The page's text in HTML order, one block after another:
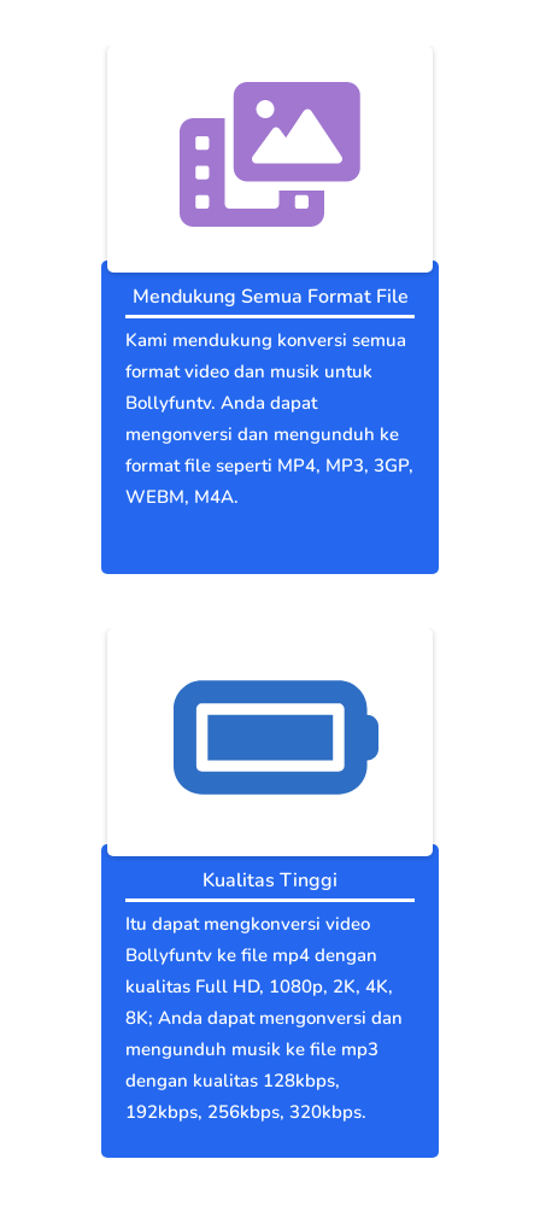
Mendukung Semua Format File
Kami mendukung konversi semua
format video dan musik untuk
Bollyfuntv. Anda dapat
mengonversi dan mengunduh ke
format file seperti MP4, MP3, 3GP,
WEBM, M4A.
Kualitas Tinggi
Itu dapat mengkonversi video
Bollyfuntv ke file mp4 dengan
kualitas Full HD, 1080p, 2K, 4K,
8K; Anda dapat mengonversi dan
mengunduh musik ke file mp3
dengan kualitas 128kbps,
192kbps, 256kbps, 320kbps.